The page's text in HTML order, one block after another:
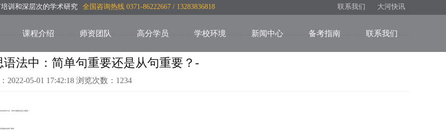
训和深层次的学术研究 全国咨询热线 0371-86222667 / 13283836818 联系我们 大河快讯
课程介绍 师资团队 高分学员 学校环境 新闻中心 备考指南 联系我们
语法中：简单句重要还是从句重要？-
2022-05-01 17:42:18 浏览次数：1234
常有同学们问：简单句重要还是从句重要？
需要知道两个事情。